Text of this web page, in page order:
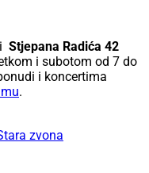
Stjepana Radića 42
i subotom od 7 do
i koncertima
.
zvona